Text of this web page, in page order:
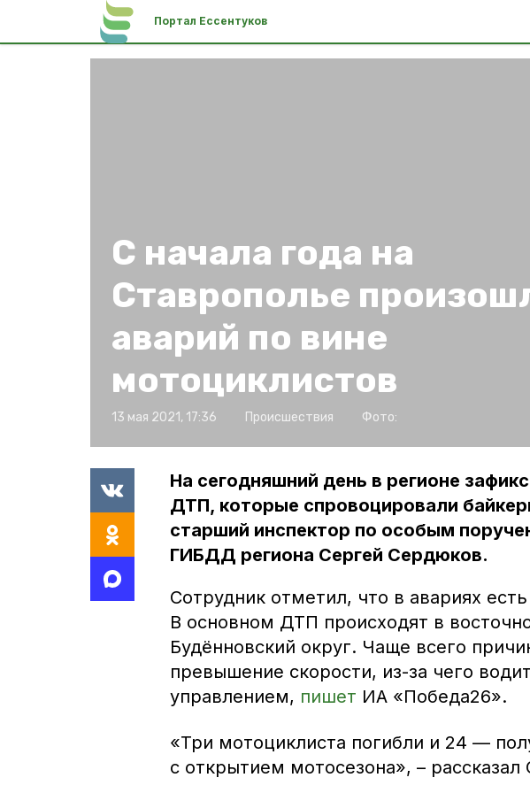
Портал Ессентуков
С начала года на
Ставрополье
аварий по вине
мотоциклистов
13 мая 2021, 17:36 Происшествия Фото:
На сегодняшний день в регионе
ДТП, которые спровоцировали
старший инспектор по особым
ГИБДД региона Сергей Сердюков.
Сотрудник отметил, что в авариях
В основном ДТП происходят в
Будённовский округ. Чаще всего
превышение скорости, из-за чего
управлением, пишет ИА «Победа26».
«Три мотоциклиста погибли и 24 —
с открытием мотосезона», –